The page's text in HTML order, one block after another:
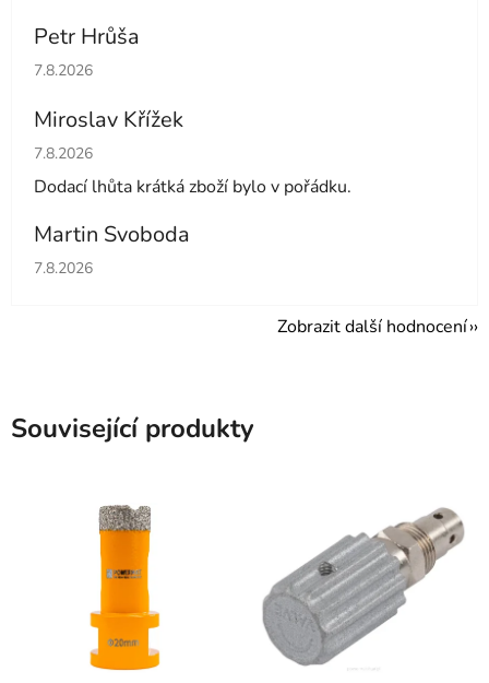
Petr Hrůša
Hodnocení obchodu je 5 z 5 hvězdiček.
7.8.2026
Miroslav Křížek
Hodnocení obchodu je 5 z 5 hvězdiček.
7.8.2026
Dodací lhůta krátká zboží bylo v pořádku.
Martin Svoboda
Hodnocení obchodu je 5 z 5 hvězdiček.
7.8.2026
Zobrazit další hodnocení
Související produkty